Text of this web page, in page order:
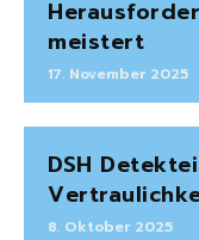
meistert
17. November 2025
DSH
8. Oktober 2025